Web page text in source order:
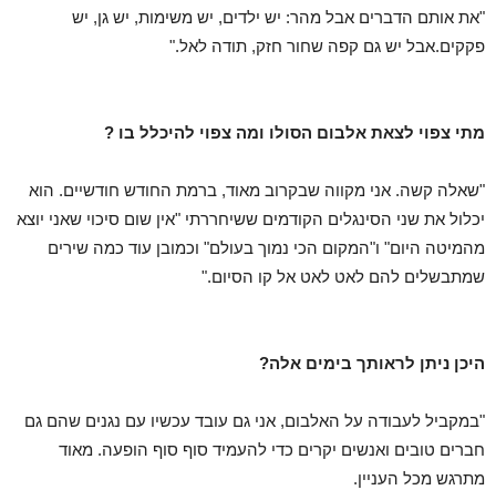
"את אותם הדברים אבל מהר: יש ילדים, יש משימות, יש גן, יש
פקקים.אבל יש גם קפה שחור חזק, תודה לאל."
מתי צפוי לצאת אלבום הסולו ומה צפוי להיכלל בו ?
"שאלה קשה. אני מקווה שבקרוב מאוד, ברמת החודש חודשיים. הוא
יכלול את שני הסינגלים הקודמים ששיחררתי "אין שום סיכוי שאני יוצא
מהמיטה היום" ו"המקום הכי נמוך בעולם" וכמובן עוד כמה שירים
שמתבשלים להם לאט לאט אל קו הסיום."
היכן ניתן לראותך בימים אלה?
"במקביל לעבודה על האלבום, אני גם עובד עכשיו עם נגנים שהם גם
חברים טובים ואנשים יקרים כדי להעמיד סוף סוף הופעה. מאוד
מתרגש מכל העניין.